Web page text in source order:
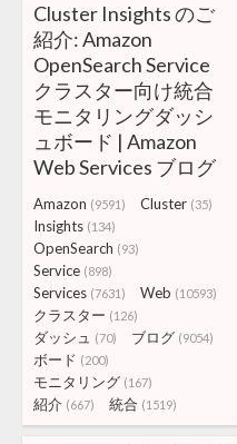
Cluster Insights のご
紹介: Amazon
OpenSearch Service
クラスター向け統合
モニタリングダッシ
ュボード | Amazon
Web Services ブログ
Amazon (9591) Cluster (35)
Insights (134)
OpenSearch (93)
Service (898)
Services (7631) Web (10593)
クラスター (126)
ダッシュ (70) ブログ (9054)
ボード (200)
モニタリング (167)
紹介 (667) 統合 (1519)